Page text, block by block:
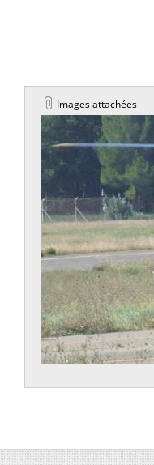
Images attachées